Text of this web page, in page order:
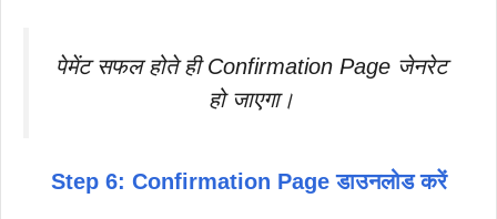
पेमेंट सफल होते ही Confirmation Page जेनरेट
हो जाएगा।
Step 6: Confirmation Page डाउनलोड करें